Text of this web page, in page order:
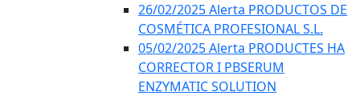
26/02/2025 Alerta PRODUCTOS DE
COSMÉTICA PROFESIONAL S.L.
05/02/2025 Alerta PRODUCTES HA
CORRECTOR I PBSERUM
ENZYMATIC SOLUTION